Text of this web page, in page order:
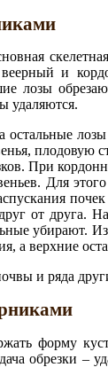
веерный и
лозы
удаляются.
остальные
плодовую
При
Для
от друга.
убирают.
а верхние
и ряда
форму
обрезки –